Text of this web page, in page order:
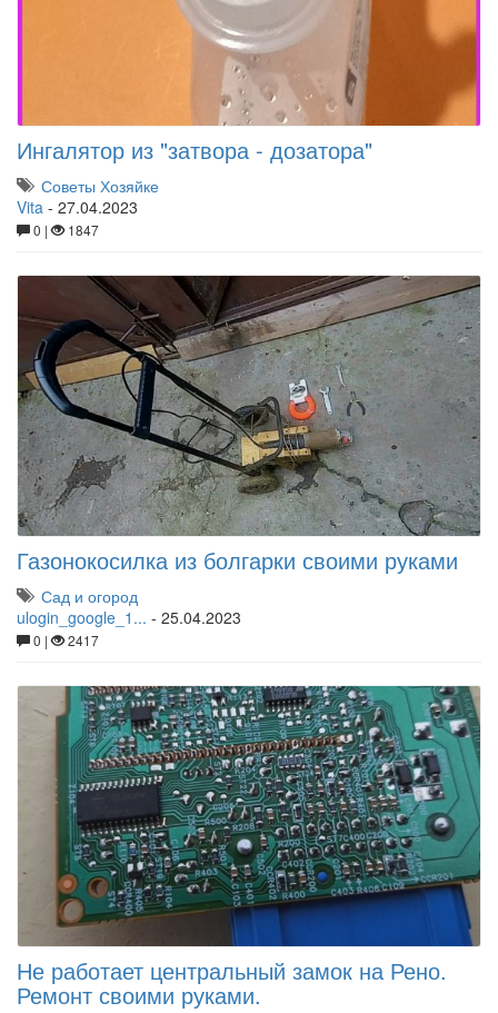
Ингалятор из "затвора - дозатора"
Советы Хозяйке
Vita - 27.04.2023
0 | 1847
Газонокосилка из болгарки своими руками
Сад и огород
ulogin_google_1... - 25.04.2023
0 | 2417
Не работает центральный замок на Рено.
Ремонт своими руками.